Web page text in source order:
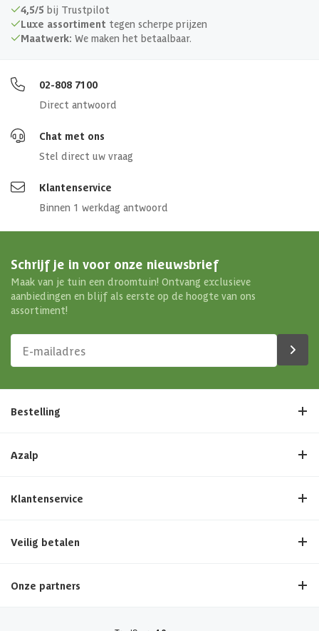
Doorloophoogte 235 cm
Materiaal dak
4,5/5 bij Trustpilot
Luxe assortiment tegen scherpe prijzen
Maatwerk: We maken het betaalbaar.
02-808 7100
Direct antwoord
Chat met ons
Stel direct uw vraag
Klantenservice
Binnen 1 werkdag antwoord
Schrijf je in voor onze nieuwsbrief
Maak van je tuin een droomtuin! Ontvang exclusieve
aanbiedingen en blijf als eerste op de hoogte van ons
assortiment!
Bestelling
Azalp
Klantenservice
Veilig betalen
Onze partners